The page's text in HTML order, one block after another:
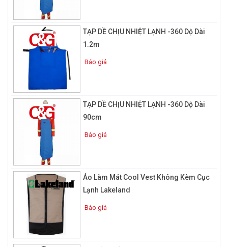
Đặc điểm quần áo bảo hộ chống nóng
Quần áo bảo hộ được sử dụng trong môi trường nhiệt độ cao
được làm từ chất liệu tráng một lớp bạc mỏng. Nhờ lớp bạc đó,
nó có khả năng chịu nhiệt và chống nóng tốt hơn bởi tính chất
không tan khi tiếp xúc với ngọn lửa.
TẠP DỀ CHỊU NHIỆT LẠNH -360 Dộ Dài
1.2m
Báo giá
TẠP DỀ CHỊU NHIỆT LẠNH -360 Dộ Dài
90cm
Báo giá
Áo Làm Mát Cool Vest Không Kèm Cục
Lạnh Lakeland
Báo giá